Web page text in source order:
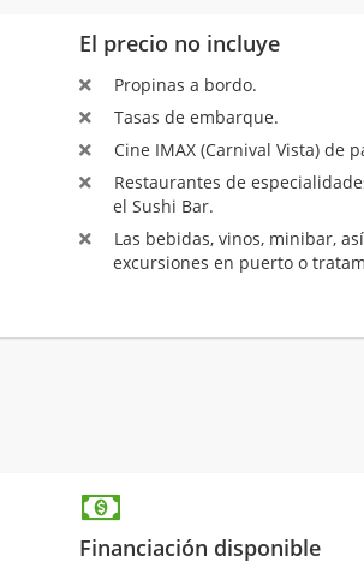
El precio no incluye
Propinas a bordo.
Tasas de embarque.
Cine IMAX (Carnival Vista) de
Restaurantes de
el Sushi Bar.
Las bebidas, vinos, minibar,
excursiones en puerto o
Financiación disponible